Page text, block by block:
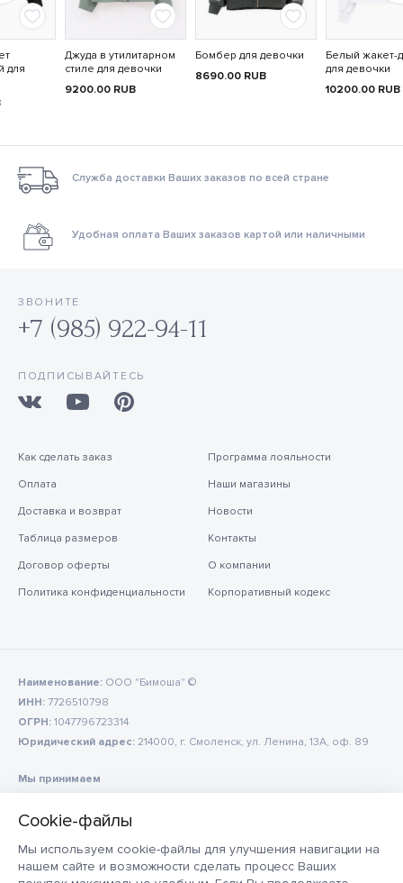
Мы используем cookie-файлы для улучшения навигации на
нашем сайте и возможности сделать процесс Ваших
для
Джуда в утилитарном
стиле для девочки
9200.00 RUB
Бомбер для девочки
8690.00 RUB
Белый жакет-
для девочки
10200.00 RUB
Служба доставки Ваших заказов по всей стране
Удобная оплата Ваших заказов картой или наличными
ЗВОНИТЕ
+7 (985) 922-94-11
ПОДПИСЫВАЙТЕСЬ
Как сделать заказ
Оплата
Доставка и возврат
Таблица размеров
Договор оферты
Политика конфиденциальности
Программа лояльности
Наши магазины
Новости
Контакты
О компании
Корпоративный кодекс
Наименование: ООО "Бимоша" ©
ИНН: 7726510798
ОГРН: 1047796723314
Юридический адрес: 214000, г. Смоленск, ул. Ленина, 13А, оф. 89
Мы принимаем